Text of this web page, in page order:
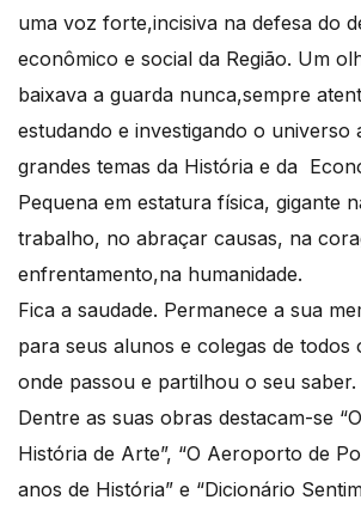
uma voz forte,incisiva na defesa do
econômico e social da Região. Um
baixava a guarda nunca,sempre
estudando e investigando o universo
grandes temas da História e da
Pequena em estatura física, gigante
trabalho, no abraçar causas, na
enfrentamento,na humanidade.
Fica a saudade. Permanece a sua
para seus alunos e colegas de todos
onde passou e partilhou o seu saber.
Dentre as suas obras destacam-se
História de Arte”, “O Aeroporto de
anos de História” e “Dicionário